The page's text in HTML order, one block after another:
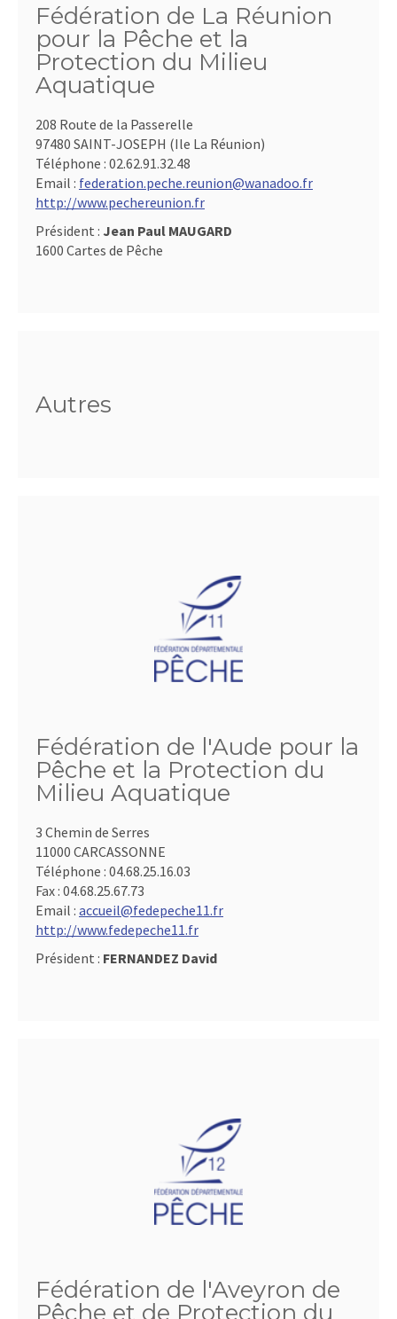
Fédération de La Réunion
pour la Pêche et la
Protection du Milieu
Aquatique
208 Route de la Passerelle
97480 SAINT-JOSEPH (Ile La Réunion)
Téléphone : 02.62.91.32.48
Email : federation.peche.reunion@wanadoo.fr
http://www.pechereunion.fr
Président : Jean Paul MAUGARD
1600 Cartes de Pêche
Autres
Fédération de l'Aude pour la
Pêche et la Protection du
Milieu Aquatique
3 Chemin de Serres
11000 CARCASSONNE
Téléphone : 04.68.25.16.03
Fax : 04.68.25.67.73
Email : accueil@fedepeche11.fr
http://www.fedepeche11.fr
Président : FERNANDEZ David
Fédération de l'Aveyron de
Pêche et de Protection du